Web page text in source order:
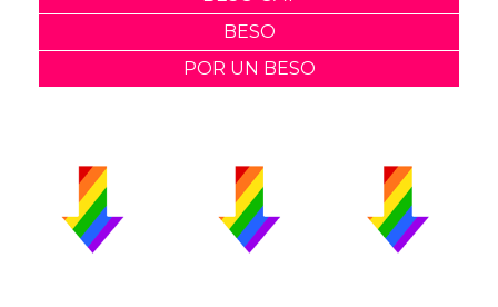
BESO
POR UN BESO